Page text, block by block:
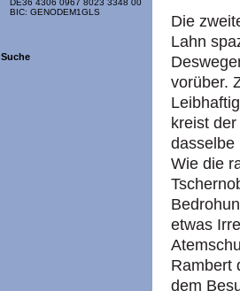
DE36 4306 0967 8023 3348 00
BIC: GENODEM1GLS
Suche
Die
Lahn
vorüber.
kreist
dasselbe
Wie die
etwas
Rambert
dem